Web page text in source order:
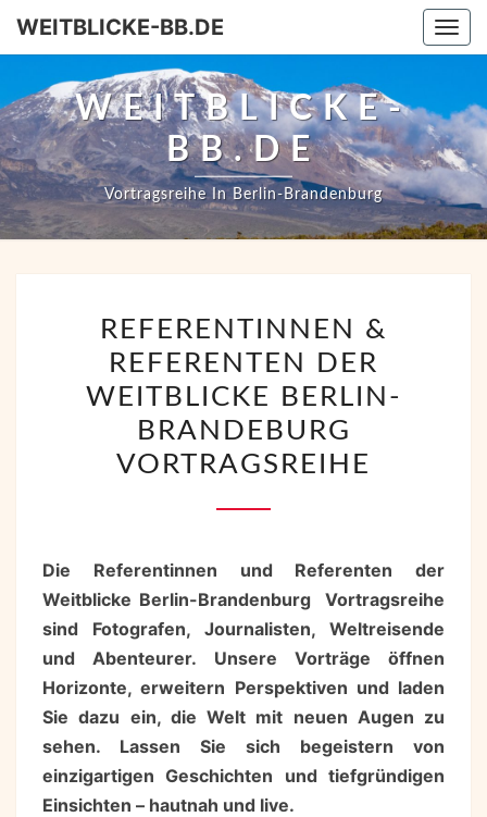
WEITBLICKE-BB.DE
WEITBLICKE-
BB.DE
Vortragsreihe In Berlin-Brandenburg
&
REFERENTEN
DER
WEITBLICKE
BERLIN-
VORTRAGSREIHE
REFERENTINNEN &
REFERENTEN DER
WEITBLICKE BERLIN-
BRANDEBURG
VORTRAGSREIHE
Die Referentinnen und Referenten der
Weitblicke Berlin-Brandenburg Vortragsreihe
sind Fotografen, Journalisten, Weltreisende
und Abenteurer. Unsere Vorträge öffnen
Horizonte, erweitern Perspektiven und laden
Sie dazu ein, die Welt mit neuen Augen zu
sehen. Lassen Sie sich begeistern von
einzigartigen Geschichten und tiefgründigen
Einsichten – hautnah und live.